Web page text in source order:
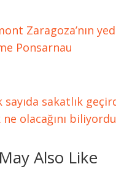
Zaragoza’nın
Ponsarnau
sayıda sakatlık
olacağını
Also Like